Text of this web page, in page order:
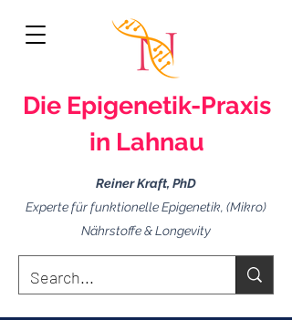
Die Epigenetik-Praxis
in Lahnau
Reiner Kraft, PhD
Experte für funktionelle Epigenetik, (Mikro)
Nährstoffe & Longevity